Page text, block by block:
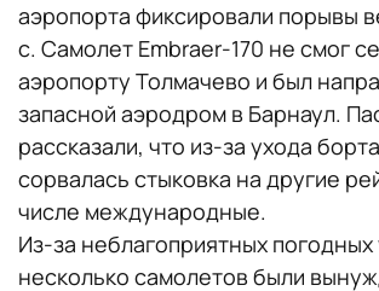
аэропорта фиксировали порывы
с. Самолет Embraer-170 не смог
аэропорту Толмачево и был
запасной аэродром в Барнаул.
рассказали, что из-за ухода
сорвалась стыковка на другие
числе международные.
Из-за неблагоприятных погодных
несколько самолетов были